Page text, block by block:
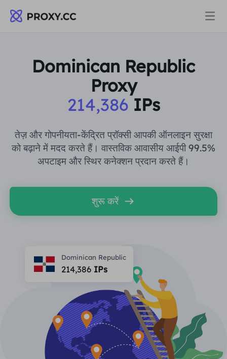
प्रॉक्सी
आवासीय प्रॉक्सी
स्थैतिक आवासीय प्रॉक्सी
स्थिर डेटा केंद्र एजेंट
आवासीय प्रॉक्सी $0.8/जीबी
असीमित आवासीय प्रॉक्सी $69.62/दिन
स्थिर डेटा केंद्र एजेंट
लंबे समय से अभिनय आईएसपी प्रॉक्सी
Data for AI
ब्रांड संरक्षण
एसईओ निगरानी
विज्ञापन सत्यापन
संबद्ध कार्यक्रम
प्रॉक्सी चेकर
अक्सर पूछे जाने वाले प्रश्न
ब्लॉग
English
आनंद लेना77% की छूटऔर अभी कार्य करें!
आवासीय $0/GB असीमित $0/दिन
Dominican Republic
Proxy
214,386 IPs
तेज़ और गोपनीयता-केंद्रित प्रॉक्सी आपकी ऑनलाइन सुरक्षा
को बढ़ाने में मदद करते हैं। वास्तविक आवासीय आईपी 99.5%
अपटाइम और स्थिर कनेक्शन प्रदान करते हैं।
शुरू करें
Dominican Republic
214,386IPs